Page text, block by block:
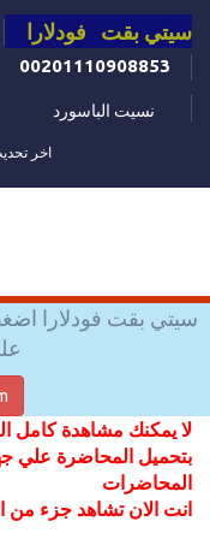
سيتي بقت فودلارا
00201110908853
نسيت الباسورد
اخر تحديث 24/05/
سيتي بقت فودلارا
لا يمكنك مشاهدة
بتحميل المحاضرة علي
المحاضرات
انت الان تشاهد جزء من